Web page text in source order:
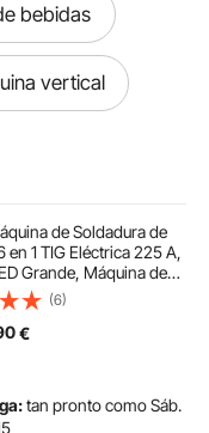
bebidas
vertical
de Soldadura de
en 1 TIG Eléctrica 225 A,
Grande, Máquina de
con Inversor IGBT,
y Uso al Aire
210 x 360 mm
(6)
€
tan pronto como Sáb.